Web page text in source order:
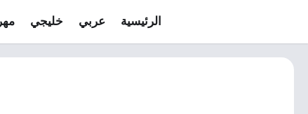
الرئيسية عربي خليجي